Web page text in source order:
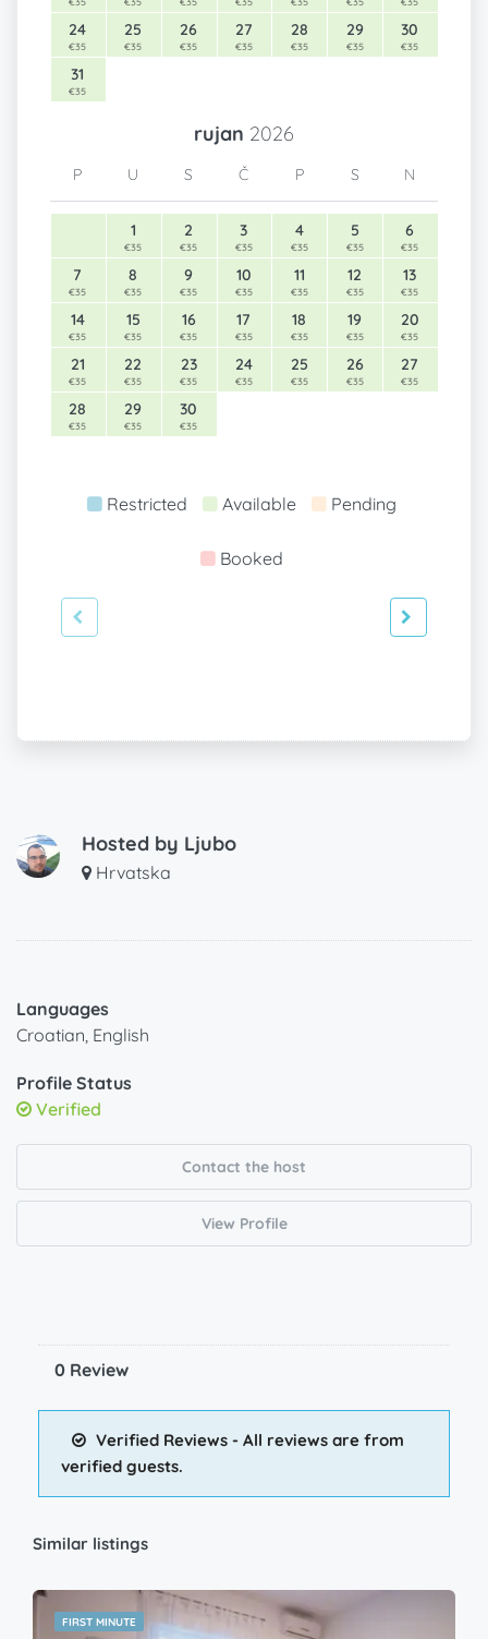
24
€35
25
€35
26
€35
27
€35
28
€35
29
€35
30
€35
31
€35
rujan 2026
P U S Č P S N
1
€35
2
€35
3
€35
4
€35
5
€35
6
€35
7
€35
8
€35
9
€35
10
€35
11
€35
12
€35
13
€35
14
€35
15
€35
16
€35
17
€35
18
€35
19
€35
20
€35
21
€35
22
€35
23
€35
24
€35
25
€35
26
€35
27
€35
28
€35
29
€35
30
€35
Restricted Available Pending
Booked
Hosted by Ljubo
Hrvatska
Languages
Croatian, English
Profile Status
Verified
Contact the host
View Profile
0 Review
Verified Reviews - All reviews are from
verified guests.
Similar listings
FIRST MINUTE